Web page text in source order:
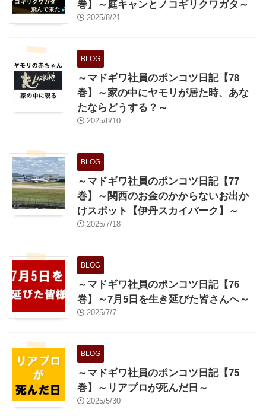
巻】～庭キャンとノコギリクワガタ～
2025/8/21
BLOG
～マドギワ社員のポンコツ日記【78
巻】～家の中にヤモリが居た時、あな
たならどうする？～
2025/8/10
BLOG
～マドギワ社員のポンコツ日記【77
巻】～関西のお金のかからないお出か
けスポット【伊丹スカイパーク】～
2025/7/18
BLOG
～マドギワ社員のポンコツ日記【76
巻】～7月5日を生き延びた皆さんへ～
2025/7/7
BLOG
～マドギワ社員のポンコツ日記【75
巻】～リアプロが死んだ日～
2025/5/30